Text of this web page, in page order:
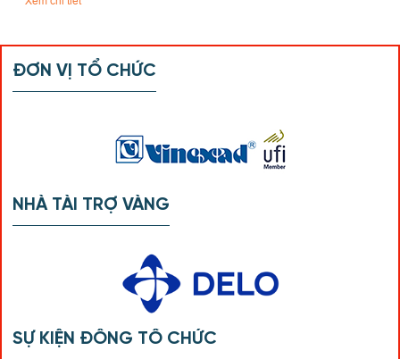
ĐƠN VỊ TỔ CHỨC
NHÀ TÀI TRỢ VÀNG
SỰ KIỆN ĐỒNG TỔ CHỨC